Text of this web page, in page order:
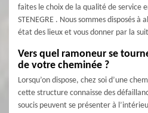
faites le choix de la qualité de service
STENEGRE . Nous sommes disposés
état des lieux et vous donner par la
Vers quel ramoneur se
de votre cheminée ?
Lorsqu’on dispose, chez soi d’une
cette structure connaisse des
soucis peuvent se présenter à